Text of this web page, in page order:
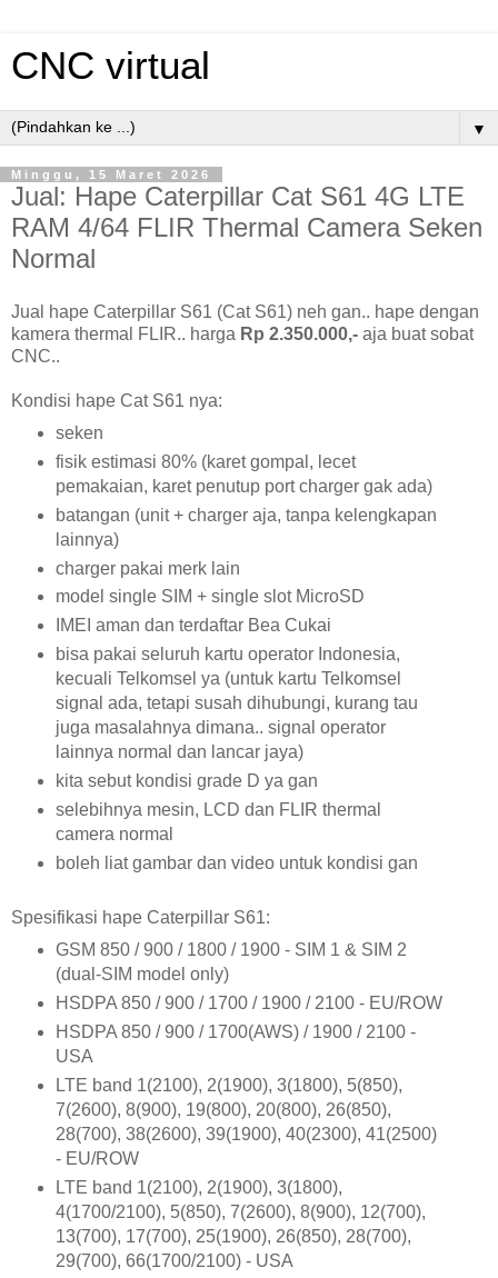
CNC virtual
▼
Minggu, 15 Maret 2026
Jual: Hape Caterpillar Cat S61 4G LTE
RAM 4/64 FLIR Thermal Camera Seken
Normal
Jual hape Caterpillar S61 (Cat S61) neh gan.. hape dengan
kamera thermal FLIR.. harga Rp 2.350.000,- aja buat sobat
CNC..
Kondisi hape Cat S61 nya:
seken
fisik estimasi 80% (karet gompal, lecet
pemakaian, karet penutup port charger gak ada)
batangan (unit + charger aja, tanpa kelengkapan
lainnya)
charger pakai merk lain
model single SIM + single slot MicroSD
IMEI aman dan terdaftar Bea Cukai
bisa pakai seluruh kartu operator Indonesia,
kecuali Telkomsel ya (untuk kartu Telkomsel
signal ada, tetapi susah dihubungi, kurang tau
juga masalahnya dimana.. signal operator
lainnya normal dan lancar jaya)
kita sebut kondisi grade D ya gan
selebihnya mesin, LCD dan FLIR thermal
camera normal
boleh liat gambar dan video untuk kondisi gan
Spesifikasi hape Caterpillar S61:
GSM 850 / 900 / 1800 / 1900 - SIM 1 & SIM 2
(dual-SIM model only)
HSDPA 850 / 900 / 1700 / 1900 / 2100 - EU/ROW
HSDPA 850 / 900 / 1700(AWS) / 1900 / 2100 -
USA
LTE band 1(2100), 2(1900), 3(1800), 5(850),
7(2600), 8(900), 19(800), 20(800), 26(850),
28(700), 38(2600), 39(1900), 40(2300), 41(2500)
- EU/ROW
LTE band 1(2100), 2(1900), 3(1800),
4(1700/2100), 5(850), 7(2600), 8(900), 12(700),
13(700), 17(700), 25(1900), 26(850), 28(700),
29(700), 66(1700/2100) - USA